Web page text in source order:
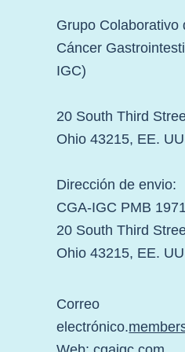
Grupo Colaborativo
Cáncer
IGC)
20 South Third
Ohio 43215, EE.
Dirección de envio:
CGA-IGC PMB
20 South Third
Ohio 43215, EE.
Correo
electrónico.